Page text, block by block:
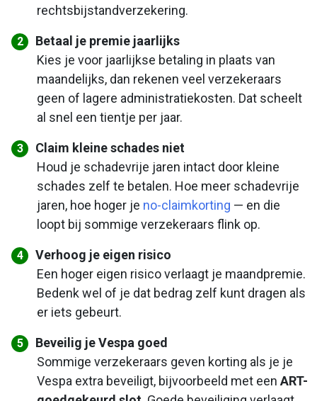
rechtsbijstandverzekering.
Betaal je premie jaarlijks
Kies je voor jaarlijkse betaling in plaats van
maandelijks, dan rekenen veel verzekeraars
geen of lagere administratiekosten. Dat scheelt
al snel een tientje per jaar.
Claim kleine schades niet
Houd je schadevrije jaren intact door kleine
schades zelf te betalen. Hoe meer schadevrije
jaren, hoe hoger je no-claimkorting — en die
loopt bij sommige verzekeraars flink op.
Verhoog je eigen risico
Een hoger eigen risico verlaagt je maandpremie.
Bedenk wel of je dat bedrag zelf kunt dragen als
er iets gebeurt.
Beveilig je Vespa goed
Sommige verzekeraars geven korting als je je
Vespa extra beveiligt, bijvoorbeeld met een ART-